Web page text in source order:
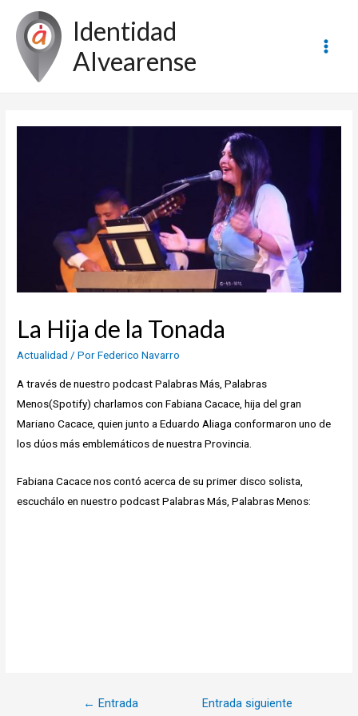
contenido
Identidad
Alvearense
La Hija de la Tonada
Actualidad / PorFederico Navarro
A través de nuestro podcast Palabras Más, Palabras
Menos(Spotify) charlamos con Fabiana Cacace, hija del gran
Mariano Cacace, quien junto a Eduardo Aliaga conformaron uno de
los dúos más emblemáticos de nuestra Provincia.
Fabiana Cacace nos contó acerca de su primer disco solista,
escuchálo en nuestro podcast Palabras Más, Palabras Menos:
← Entrada Entrada siguiente